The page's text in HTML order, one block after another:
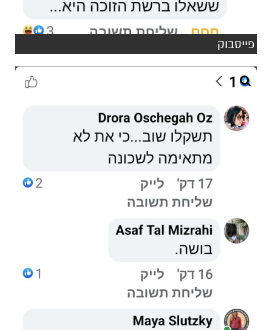
פייסבוק